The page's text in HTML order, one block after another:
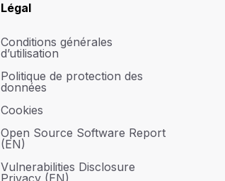
Légal
Conditions générales
d’utilisation
Politique de protection des
données
Cookies
Open Source Software Report
(EN)
Vulnerabilities Disclosure
Privacy (EN)